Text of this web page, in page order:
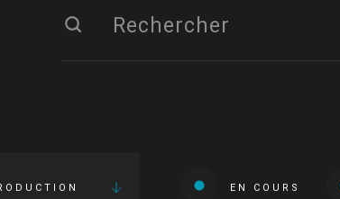
EN COURS